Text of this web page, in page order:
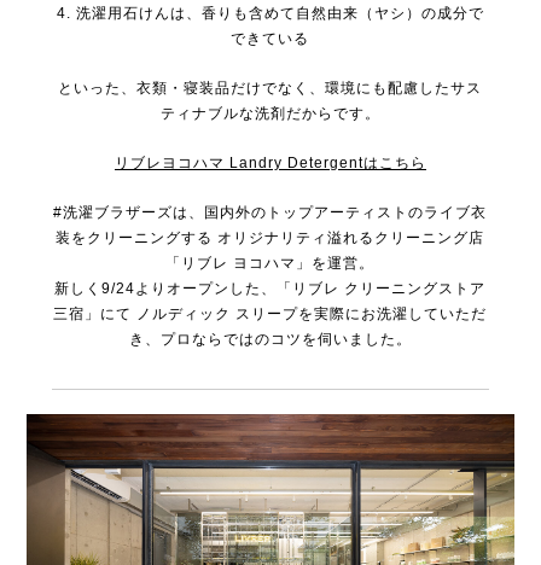
4. 洗濯用石けんは、香りも含めて自然由来（ヤシ）の成分で
できている
といった、衣類・寝装品だけでなく、環境にも配慮したサス
ティナブルな洗剤だからです。
リブレヨコハマ Landry Detergentはこちら
#洗濯ブラザーズは、国内外のトップアーティストのライブ衣
装をクリーニングする オリジナリティ溢れるクリーニング店
「リブレ ヨコハマ」を運営。
新しく9/24よりオープンした、「リブレ クリーニングストア
三宿」にて ノルディック スリープを実際にお洗濯していただ
き、プロならではのコツを伺いました。